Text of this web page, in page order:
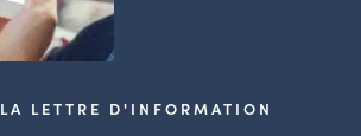
LETTRE D'INFORMATION